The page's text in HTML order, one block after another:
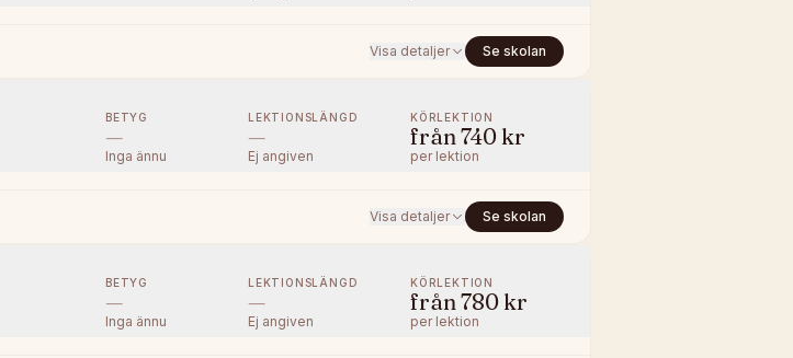
Visa detaljer Se skolan
BETYG
—
Inga ännu
LEKTIONSLÄNGD
—
Ej angiven
KÖRLEKTION
från 740 kr
per lektion
Visa detaljer Se skolan
BETYG
—
Inga ännu
LEKTIONSLÄNGD
—
Ej angiven
KÖRLEKTION
från 780 kr
per lektion